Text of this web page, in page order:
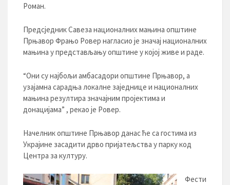
Роман.
Предсједник Савеза националних мањина општине
Прњавор Фрањо Ровер нагласио је значај националних
мањина у представљању општине у којој живе и раде.
“Они су најбољи амбасадори општине Прњавор, а
узајамна сарадња локалне заједнице и националних
мањина резултира значајним пројектима и
донацијама” , рекао је Ровер.
Начелник општине Прњавор данас ће са гостима из
Украјине засадити дрво пријатељства у парку код
Центра за културу.
Фести